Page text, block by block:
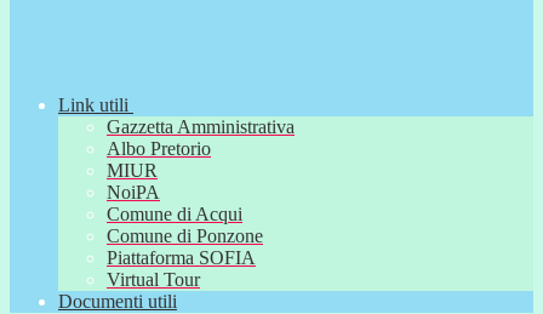
Link utili
Gazzetta Amministrativa
Albo Pretorio
MIUR
NoiPA
Comune di Acqui
Comune di Ponzone
Piattaforma SOFIA
Virtual Tour
Documenti utili